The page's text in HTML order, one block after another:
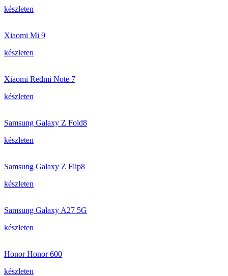
készleten
Xiaomi Mi 9
készleten
Xiaomi Redmi Note 7
készleten
Samsung Galaxy Z Fold8
készleten
Samsung Galaxy Z Flip8
készleten
Samsung Galaxy A27 5G
készleten
Honor Honor 600
készleten